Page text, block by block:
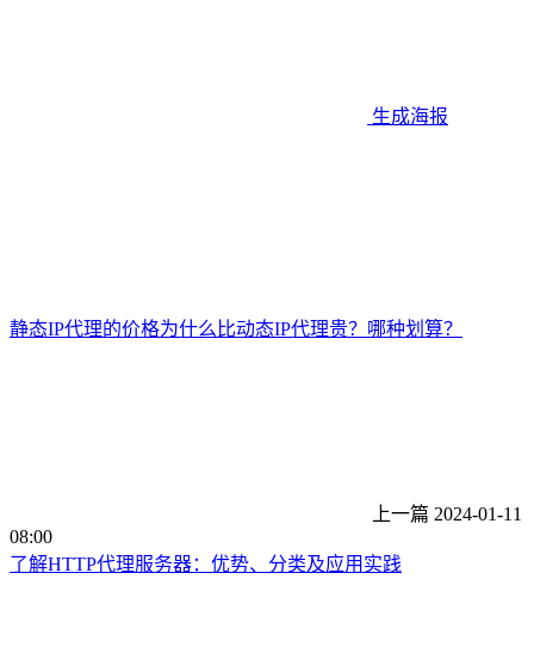
生成海报
静态IP代理的价格为什么比动态IP代理贵？哪种划算？
上一篇 2024-01-11
08:00
了解HTTP代理服务器：优势、分类及应用实践